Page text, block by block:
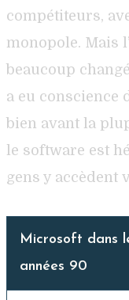
compétiteurs,
monopole. Mais
beaucoup
a eu conscience
bien avant la
le software est
gens y accèdent
Microsoft dans
années 90